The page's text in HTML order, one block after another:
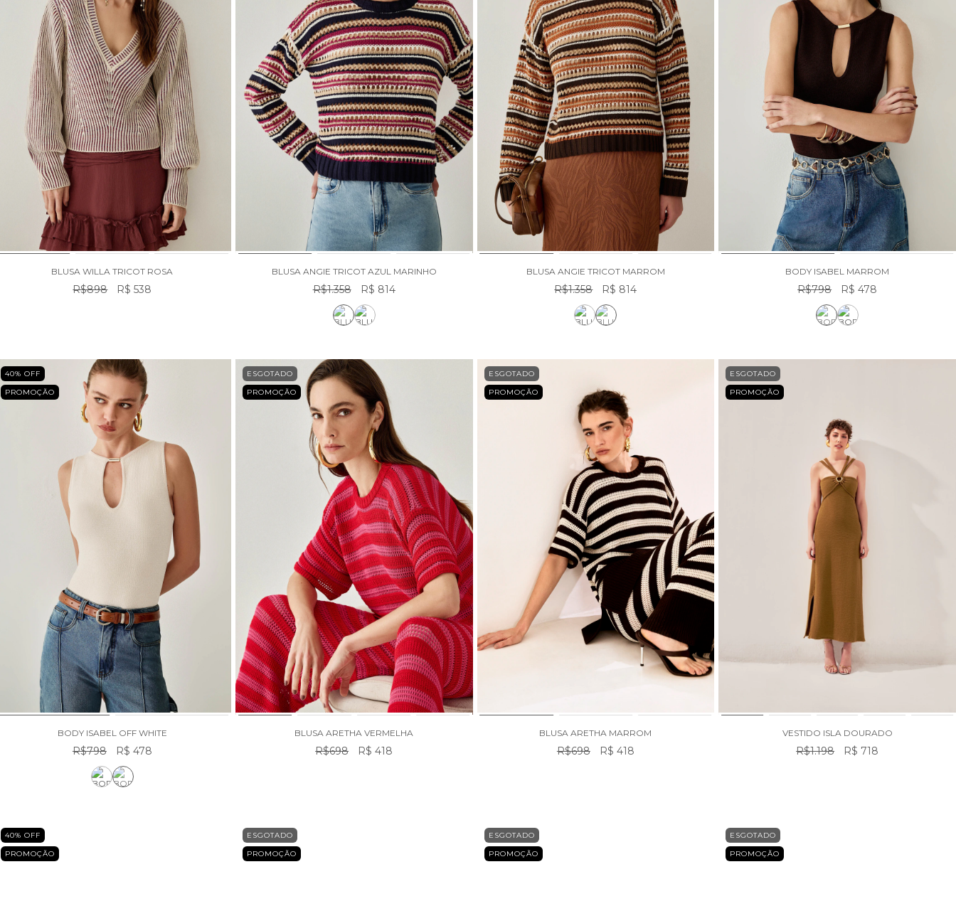
BLUSA WILLA TRICOT ROSA
R$898 R$ 538
BLUSA ANGIE TRICOT AZUL MARINHO
R$1.358 R$ 814
BLUSA ANGIE TRICOT MARROM
R$1.358 R$ 814
BODY ISABEL MARROM
R$798 R$ 478
40% OFF
PROMOÇÃO
BODY ISABEL OFF WHITE
R$798 R$ 478
ESGOTADO
PROMOÇÃO
BLUSA ARETHA VERMELHA
R$698 R$ 418
ESGOTADO
PROMOÇÃO
BLUSA ARETHA MARROM
R$698 R$ 418
ESGOTADO
PROMOÇÃO
VESTIDO ISLA DOURADO
R$1.198 R$ 718
40% OFF
PROMOÇÃO
ESGOTADO
PROMOÇÃO
ESGOTADO
PROMOÇÃO
ESGOTADO
PROMOÇÃO